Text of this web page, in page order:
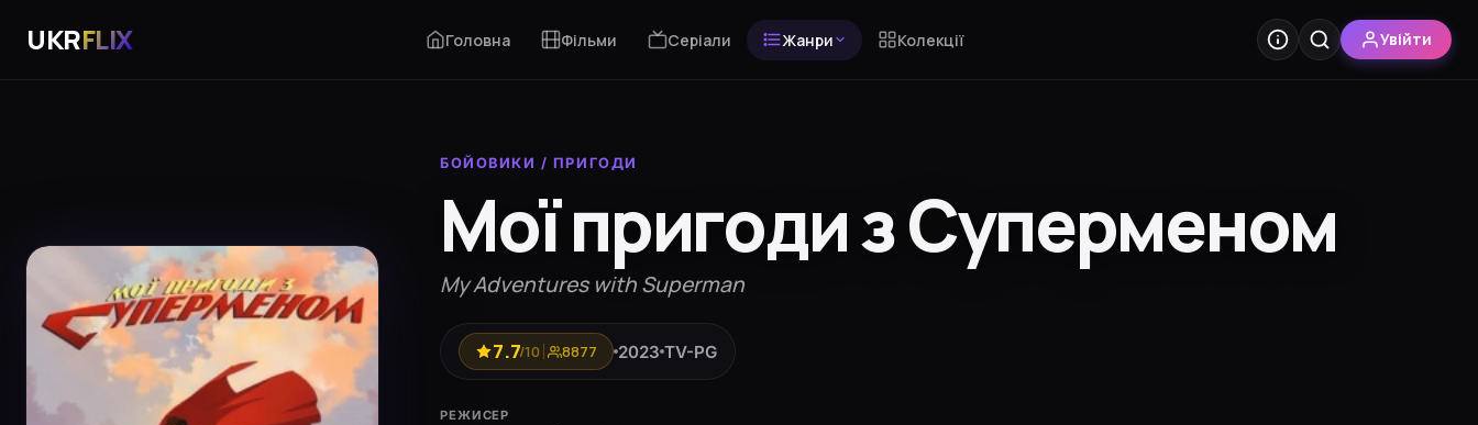
UKRFLIX Головна Фільми Серіали Жанри Колекції Увійти
БОЙОВИКИ / ПРИГОДИ
Мої пригоди з Суперменом
My Adventures with Superman
7.7/10 8877 2023 TV-PG
РЕЖИСЕР